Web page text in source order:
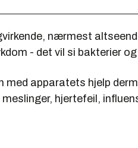
nærmest
- det vil si bakterier
med apparatets hjelp
meslinger, hjertefeil,